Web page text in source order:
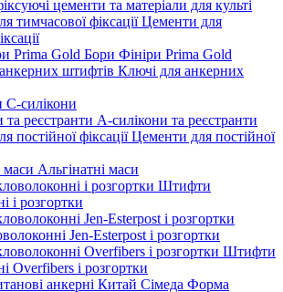
цементи та матеріали для культі
Цементи для
Бори Фініри Prima Gold
Ключі для анкерних
С-силікони
А-силікони та реєстранти
Цементи для постійної
Альгінатні маси
Штифти
і розгортки
Jen-Esterpost і розгортки
Штифти
Overfibers і розгортки